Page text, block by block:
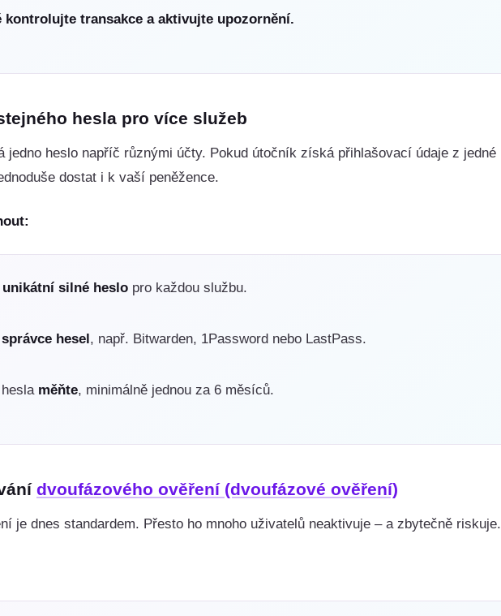
kontrolujte transakce a aktivujte upozornění.
hesla pro více služeb
jedno heslo napříč různými účty. Pokud útočník získá přihlašovací údaje z jedné
dostat i k vaší peněžence.
unikátní silné heslo pro každou službu.
správce hesel, např. Bitwarden, 1Password nebo LastPass.
měňte, minimálně jednou za 6 měsíců.
dvoufázového ověření (dvoufázové ověření)
je dnes standardem. Přesto ho mnoho uživatelů neaktivuje – a zbytečně riskuje.